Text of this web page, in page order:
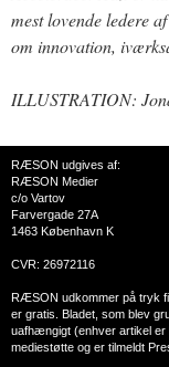
mest lovende ledere
om innovation,
ILLUSTRATION:
RÆSON udgives af:
RÆSON Medier
c/o Vartov
Farvergade 27A
1463 København K
CVR: 26972116
RÆSON udkommer på tryk
er gratis. Bladet, som blev
uafhængigt (enhver artikel
mediestøtte og er tilmeldt